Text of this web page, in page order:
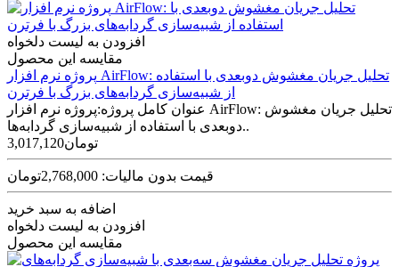
افزودن به لیست دلخواه
مقایسه این محصول
پروژه نرم افزار AirFlow: تحلیل جریان مغشوش دوبعدی با استفاده
از شبیه‌سازی گردابه‌های بزرگ با فرترن
عنوان کامل پروژه:پروژه نرم افزار AirFlow: تحلیل جریان مغشوش
دوبعدی با استفاده از شبیه‌سازی گردابه‌ها..
3,017,120تومان
قیمت بدون مالیات: 2,768,000تومان
اضافه به سبد خرید
افزودن به لیست دلخواه
مقایسه این محصول